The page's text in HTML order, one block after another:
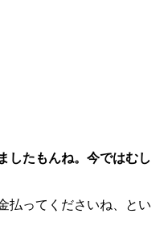
したもんね。今ではむし
払ってくださいね、とい